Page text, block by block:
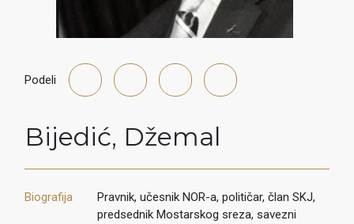
Podeli
Bijedić, Džemal
Biografija
Pravnik, učesnik NOR-a, političar, član SKJ,
predsednik Mostarskog sreza, savezni